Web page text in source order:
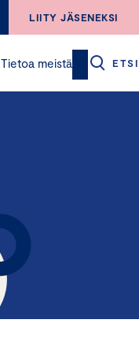
LIITY JÄSENEKSI
Tietoa meistä ETSI